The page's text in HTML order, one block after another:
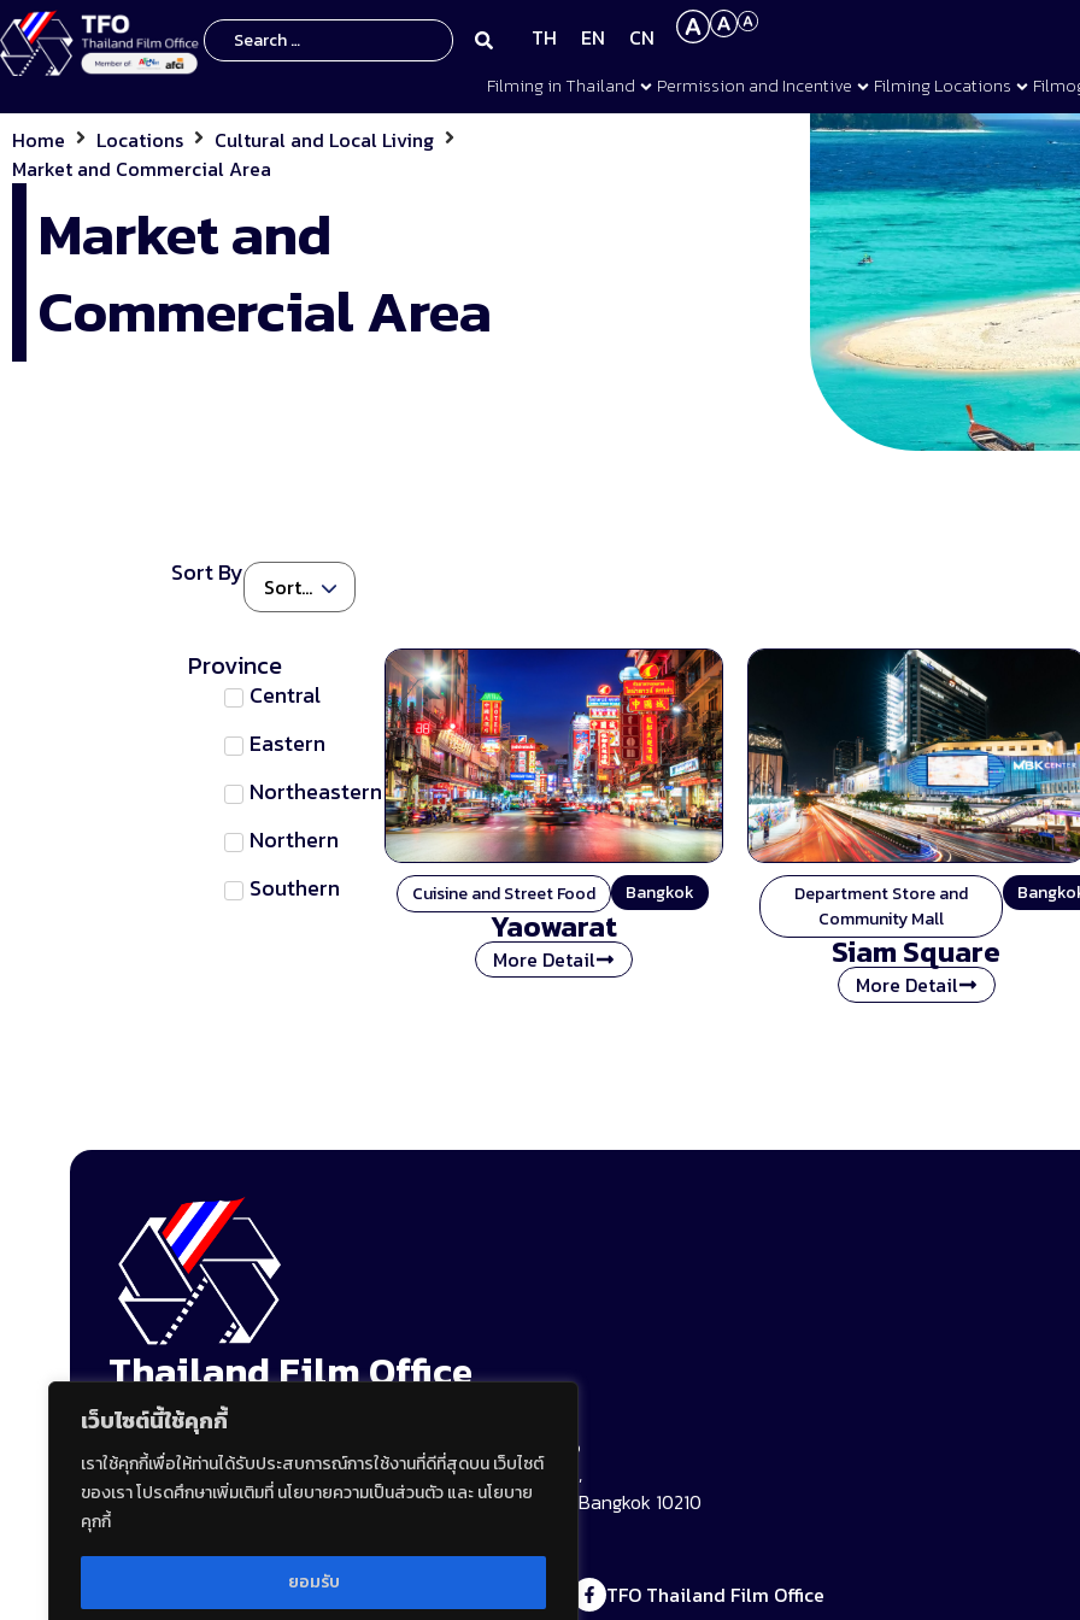
เว็บไซต์นี้ใช้คุกกี้
เราใช้คุกกี้เพื่อให้ท่านได้รับประสบการณ์การใช้งานที่ดีที่สุดบน เว็บไซต์
ของเรา โปรดศึกษาเพิ่มเติมที่ นโยบายความเป็นส่วนตัว และ นโยบาย
คุกกี้
ยอมรับ
TH EN CN
Filming in Thailand Permission and Incentive Filming Locations
Home Locations
Cultural and Local Living
Market and Commercial Area
Market and
Commercial Area
Sort By
Province
Central
Eastern
Northeastern
Northern
Southern
Cuisine and Street Food Bangkok
Yaowarat
More Detail
Department Store and
Community Mall
Siam Square
More Detail
Thailand Film Office
Department of Tourism
Ministry of Tourism and Sports
The Government Complex, Building C 2nd Floor (Gate 3),
120 Moo 3 Chaengwattana Road, Thungsonghong, Laksi Bangkok 10210
+66 2141 3114, +66 2141 3180 TFO Thailand Film Office